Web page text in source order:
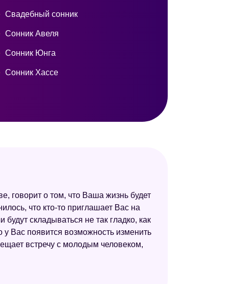
Свадебный сонник
Сонник Авеля
Сонник Юнга
Сонник Хассе
говорит о том, что Ваша жизнь будет
что кто-то приглашает Вас на
складываться не так гладко, как
у Вас появится возможность изменить
встречу с молодым человеком,